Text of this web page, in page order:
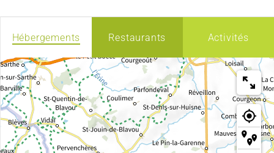
Hébergements Restaurants Activités